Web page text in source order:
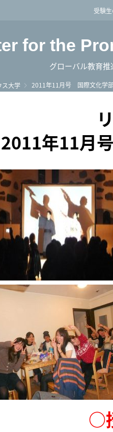
Unlimited受験
for the
グローバル教育
ス大学 2011年11月号 国際文化学
2011年11月
○